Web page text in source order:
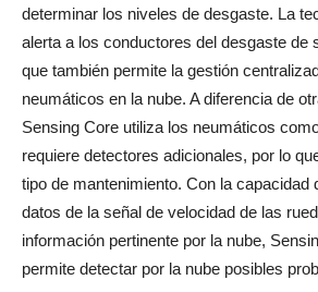
determinar los niveles de desgaste. La
alerta a los conductores del desgaste de
que también permite la gestión
neumáticos en la nube. A diferencia de
Sensing Core utiliza los neumáticos
requiere detectores adicionales, por lo
tipo de mantenimiento. Con la capacidad
datos de la señal de velocidad de las
información pertinente por la nube,
permite detectar por la nube posibles